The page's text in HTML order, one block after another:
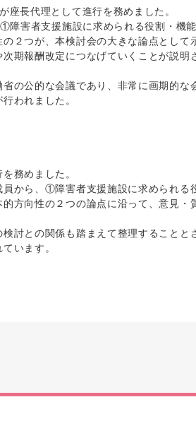
長代理として進行を務めました。
害者支援施設に求められる役割・機
２つが、本検討会の大きな論点として
期報酬改定につなげていくことが説明
の公的な会議であり、非常に画期的な
われました。
務めました。
から、①障害者支援施設に求められる
方向性の２つの論点に沿って、意見・
討との関係も踏まえて整理することと
います。